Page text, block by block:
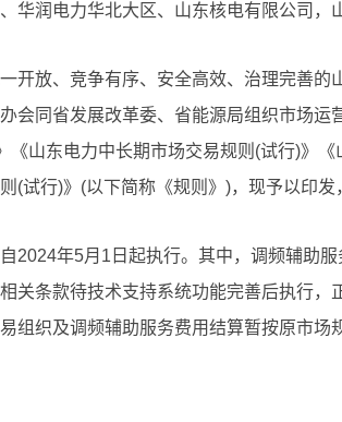
华润电力华北大区、山东核电有限公司，
开放、竞争有序、安全高效、治理完善
办会同省发展改革委、省能源局组织市场
《山东电力中长期市场交易规则(试行)》
(试行)》(以下简称《规则》)，现予以印
2024年5月1日起执行。其中，调频辅助
关条款待技术支持系统功能完善后执行
组织及调频辅助服务费用结算暂按原市